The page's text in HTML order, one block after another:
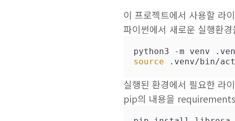
이 프로젝트에서 사용할 라
파이썬에서 새로운 실행환
source .venv/bin/
실행된 환경에서 필요한 라
pip의 내용을